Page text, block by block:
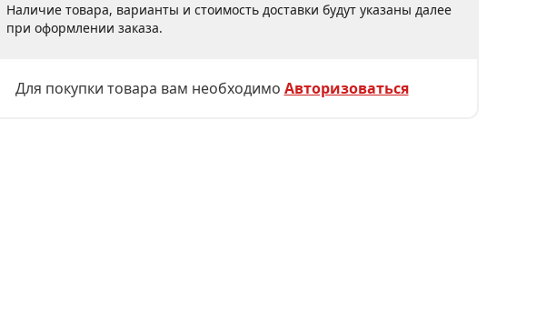
Наличие товара, варианты и стоимость доставки будут указаны далее
при оформлении заказа.
Для покупки товара вам необходимо Авторизоваться